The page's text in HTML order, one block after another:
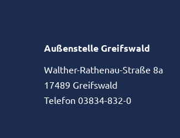
Außenstelle Greifswald
Walther-Rathenau-Straße 8a
17489 Greifswald
Telefon 03834-832-0